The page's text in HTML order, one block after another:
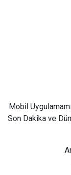
Mobil
Son Dakika ve